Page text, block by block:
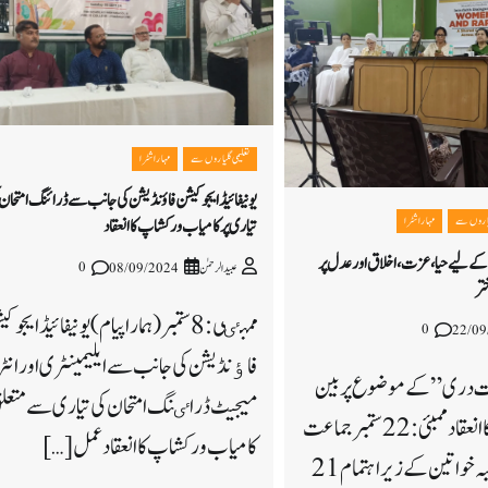
سے مہاراشٹرا
لیے حیا، عزت، اخلاق اور عدل پر
22/
0
کے موضوع پر بین
المذاہب سمپوزیم کا انعقاد ممبئی: 22 ستمبرجماعت
اسلامی ہند ممبئی شعبہ خواتین کے زیر اہتمام 21
تعلیمی گلیاروں سے مہاراشٹرا
یونیفائیڈ ایجوکیشن فاؤنڈیشن کی جانب سے ڈرائنگ
تیاری پر کامیاب ورکشاپ کا انعقاد
عبیدالرحمٰن 08/09/2024
0
ممبٸی: 8 ستمبر (ہمارا پیام)یونیفائیڈ
فاٶنڈیشن کی جانب سے ایلیمینٹری اور
میجیٹ ڈراٸنگ امتحان کی تیاری سے
کامیاب ورکشاپ کا انعقاد عمل […]